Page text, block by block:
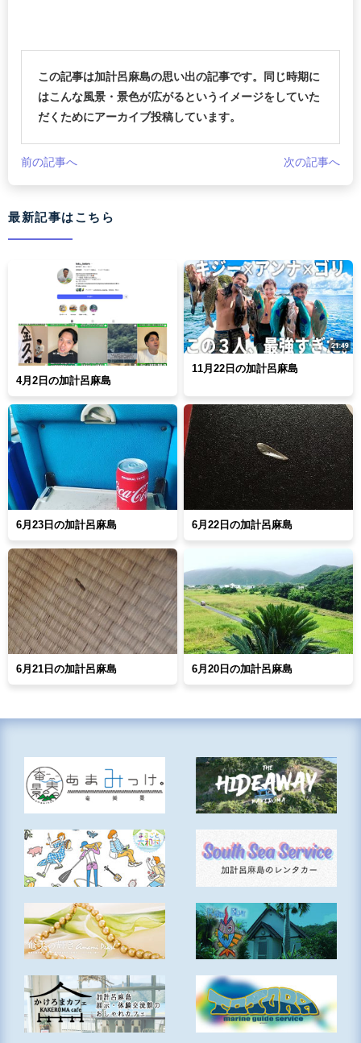
この記事は加計呂麻島の思い出の記事です。同じ時期に
はこんな風景・景色が広がるというイメージをしていた
だくためにアーカイブ投稿しています。
前の記事へ 次の記事へ
最新記事はこちら
4月2日の加計呂麻島
11月22日の加計呂麻島
6月23日の加計呂麻島 6月22日の加計呂麻島
6月21日の加計呂麻島 6月20日の加計呂麻島